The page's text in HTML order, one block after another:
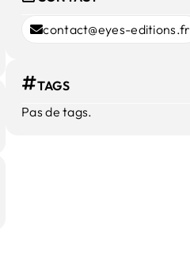
contact@eyes-editions.fr
TAGS
Pas de tags.